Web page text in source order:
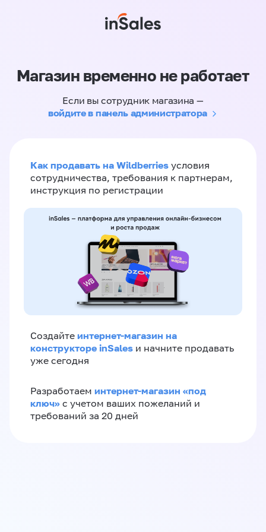
Магазин временно не работает
Если вы сотрудник магазина —
войдите в панель администратора
Как продавать на Wildberries условия
сотрудничества, требования к партнерам,
инструкция по регистрации
Создайте интернет-магазин на
конструкторе inSales и начните продавать
уже сегодня
Разработаем интернет-магазин «‎под
ключ»‎ с учетом ваших пожеланий и
требований за 20 дней